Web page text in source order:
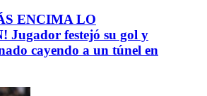
ENCIMA LO
Jugador festejó su gol y
cayendo a un túnel en